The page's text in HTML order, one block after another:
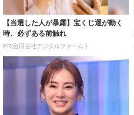
【当選した人が暴露】宝くじ運が動く
時、必ずある前触れ
PR(合同会社デジタルファーム )